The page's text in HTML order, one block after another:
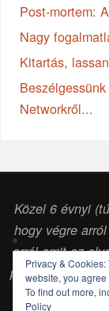
Post-mortem:
Nagy
Kitartás,
Networkről...
Közel 6 évnyi
hogy végre
arról amit az
pénzintézettől
gondolkodású
Privacy &
website, you agree
To find out more,
Policy